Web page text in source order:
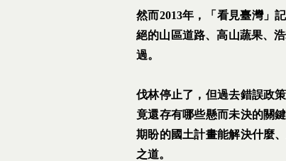
然而2013年，「看見臺灣」
絕的山區道路、高山蔬果、
過。
伐林停止了，但過去錯誤政
竟還存有哪些懸而未決的關
期盼的國土計畫能解決什麼
之道。